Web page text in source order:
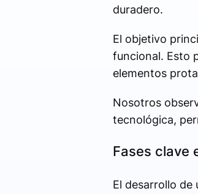
duradero.
El objetivo
funcional. Esto
elementos
Nosotros
tecnológica,
Fases clave
El desarrollo de